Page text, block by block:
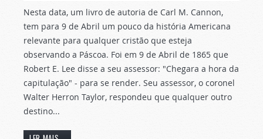
Nesta data, um livro de autoria de Carl M. Cannon,
tem para 9 de Abril um pouco da história Americana
relevante para qualquer cristão que esteja
observando a Páscoa. Foi em 9 de Abril de 1865 que
Robert E. Lee disse a seu assessor: "Chegara a hora da
capitulação" - para se render. Seu assessor, o coronel
Walter Herron Taylor, respondeu que qualquer outro
destino...